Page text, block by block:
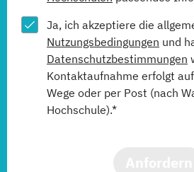
Ja, ich akzeptiere die
Nutzungsbedingungen und
Datenschutzbestimmungen
Kontaktaufnahme erfolgt
Wege oder per Post (nach
Hochschule).*